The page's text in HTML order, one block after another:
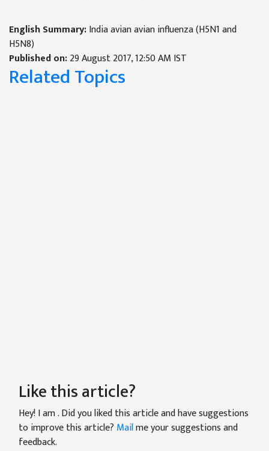
English Summary:India avian avian influenza (H5N1 and
H5N8)
Published on:29 August 2017, 12:50 AM IST
Related Topics
Like this article?
Hey! I am. Did you liked this article and have suggestions
to improve this article? Mailme your suggestions and
feedback.